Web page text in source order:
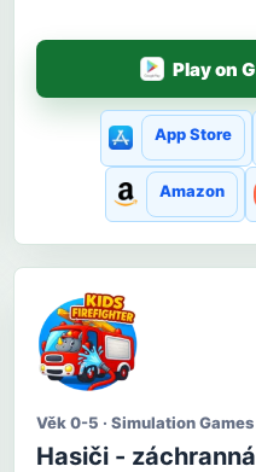
Play on
App Store
Amazon
Věk 0-5 · Simulation Games
Hasiči -